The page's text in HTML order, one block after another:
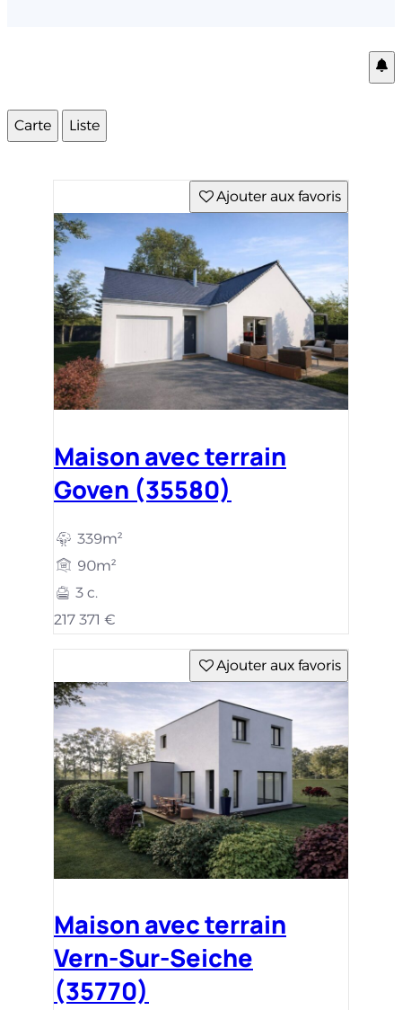
Carte Liste
Ajouter aux favoris
Maison avec terrain
Goven (35580)
339m²
90m²
3 c.
217 371 €
Ajouter aux favoris
Maison avec terrain
Vern-Sur-Seiche
(35770)